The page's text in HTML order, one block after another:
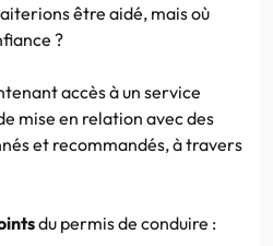
être aidé, mais où
?
accès à un service
mise en relation avec des
et recommandés, à travers
du permis de conduire :